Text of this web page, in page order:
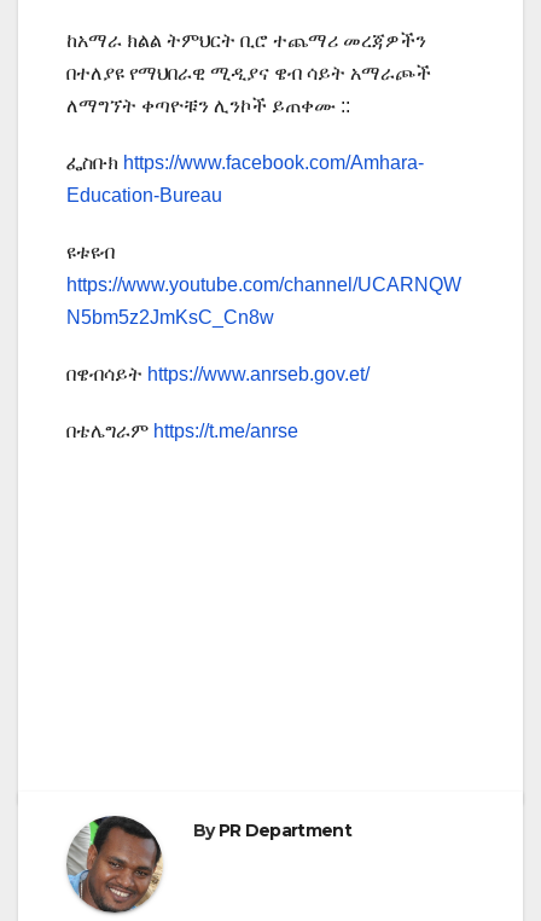
ከአማራ ክልል ትምህርት ቢሮ ተጨማሪ መረጃዎችን
በተለያዩ የማህበራዊ ሚዲያና ዌብ ሳይት አማራጮች
ለማግኘት ቀጣዮቹን ሊንኮች ይጠቀሙ ::
ፌስቡክ https://www.facebook.com/Amhara-
Education-Bureau
ዩቱዩብ
https://www.youtube.com/channel/UCARNQW
N5bm5z2JmKsC_Cn8w
በዌብሳይት https://www.anrseb.gov.et/
በቴሌግራም https://t.me/anrse
ByPR Department